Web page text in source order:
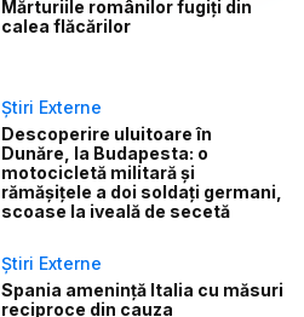
Mărturiile românilor fugiți din
calea flăcărilor
Știri Externe
Descoperire uluitoare în
Dunăre, la Budapesta: o
motocicletă militară și
rămășițele a doi soldați germani,
scoase la iveală de secetă
Știri Externe
Spania amenință Italia cu măsuri
reciproce din cauza